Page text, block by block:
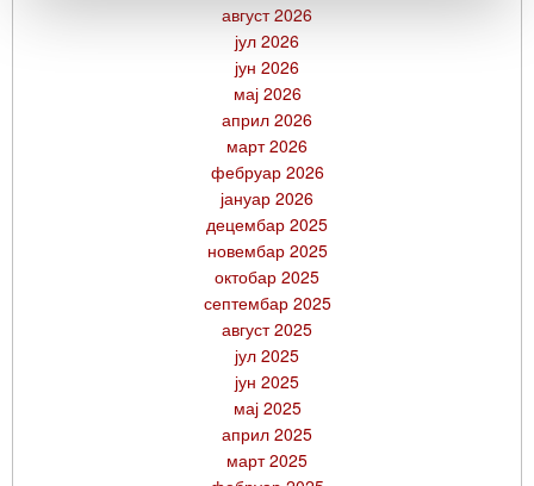
август 2026
јул 2026
јун 2026
мај 2026
април 2026
март 2026
фебруар 2026
јануар 2026
децембар 2025
новембар 2025
октобар 2025
септембар 2025
август 2025
јул 2025
јун 2025
мај 2025
април 2025
март 2025